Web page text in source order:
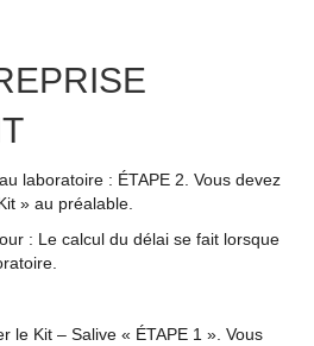
laboratoire : ÉTAPE 2. Vous devez
» au préalable.
: Le calcul du délai se fait lorsque
le Kit – Salive « ÉTAPE 1 ». Vous